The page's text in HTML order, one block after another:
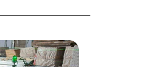
工項目：LG06站站體穿堂層東側